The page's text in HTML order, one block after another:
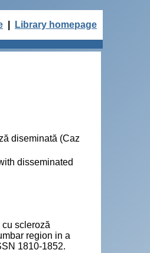
Library homepage
diseminată (Caz
disseminated
scleroză
region in a
1810-1852.